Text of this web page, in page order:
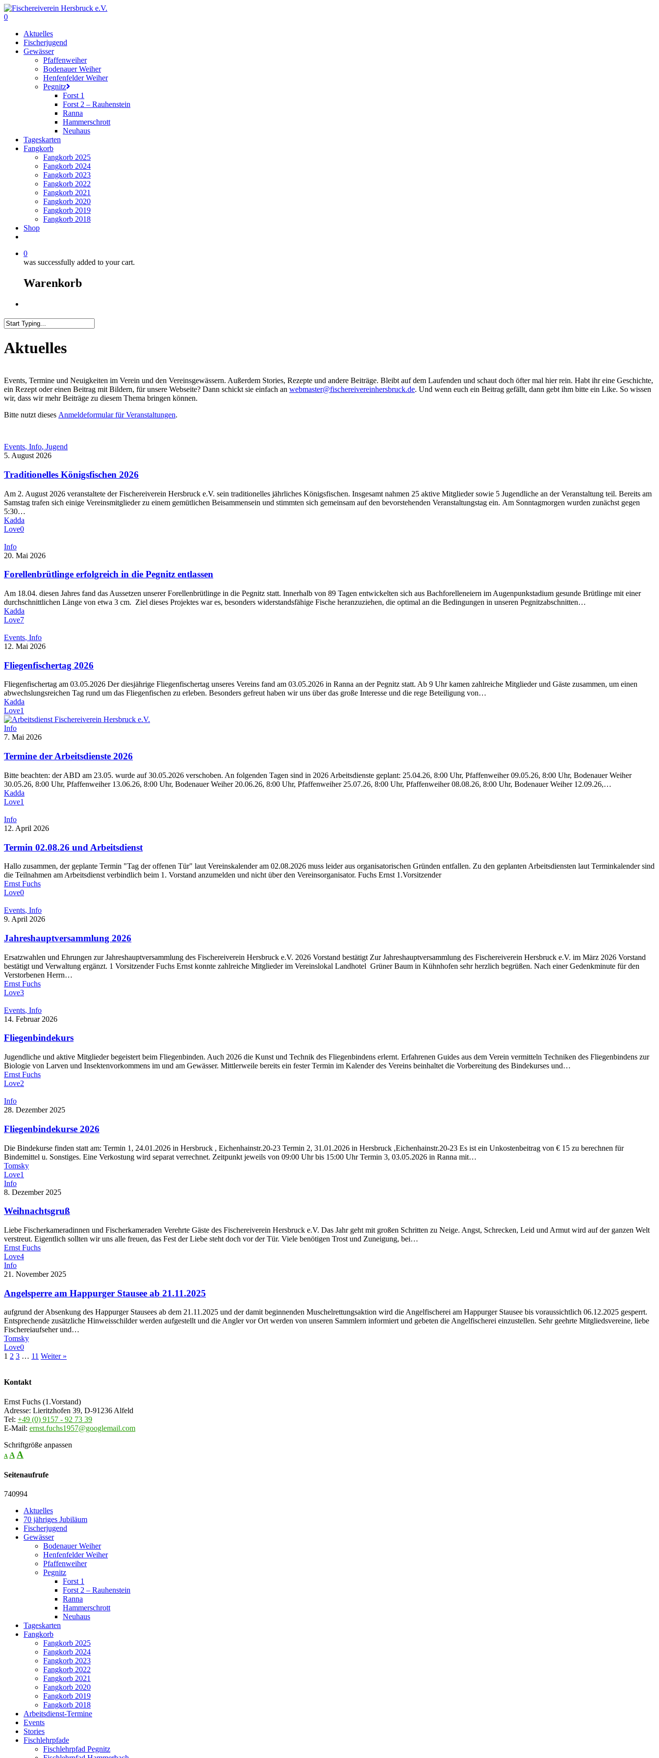
Skip
to
content
0
Aktuelles
Fischerjugend
Gewässer
Pfaffenweiher
Bodenauer Weiher
Henfenfelder Weiher
Pegnitz
Forst 1
Forst 2 – Rauhenstein
Ranna
Hammerschrott
Neuhaus
Tageskarten
Fangkorb
Fangkorb 2025
Fangkorb 2024
Fangkorb 2023
Fangkorb 2022
Fangkorb 2021
Fangkorb 2020
Fangkorb 2019
Fangkorb 2018
Shop
0
was successfully added to your cart.
Warenkorb
Search
Aktuelles
Events, Termine und Neuigkeiten im Verein und den Vereinsgewässern. Außerdem Stories, Rezepte und andere Beiträge. Bleibt auf dem Laufenden und schaut doch öfter mal hier rein. Habt ihr eine Geschichte,
ein Rezept oder einen Beitrag mit Bildern, für unsere Webseite? Dann schickt sie einfach an webmaster@fischereivereinhersbruck.de. Und wenn euch ein Beitrag gefällt, dann gebt ihm bitte ein Like. So wissen
wir, dass wir mehr Beiträge zu diesem Thema bringen können.
Bitte nutzt dieses Anmeldeformular für Veranstaltungen.
Events Info Jugend
5. August 2026
Traditionelles Königsfischen 2026
Am 2. August 2026 veranstaltete der Fischereiverein Hersbruck e.V. sein traditionelles jährliches Königsfischen. Insgesamt nahmen 25 aktive Mitglieder sowie 5 Jugendliche an der Veranstaltung teil. Bereits am
Samstag trafen sich einige Vereinsmitglieder zu einem gemütlichen Beisammensein und stimmten sich gemeinsam auf den bevorstehenden Veranstaltungstag ein. Am Sonntagmorgen wurden zunächst gegen
5:30…
Kadda
Love0
Info
20. Mai 2026
Forellenbrütlinge erfolgreich in die Pegnitz entlassen
Am 18.04. diesen Jahres fand das Aussetzen unserer Forellenbrütlinge in die Pegnitz statt. Innerhalb von 89 Tagen entwickelten sich aus Bachforelleneiern im Augenpunkstadium gesunde Brütlinge mit einer
durchschnittlichen Länge von etwa 3 cm. Ziel dieses Projektes war es, besonders widerstandsfähige Fische heranzuziehen, die optimal an die Bedingungen in unseren Pegnitzabschnitten…
Kadda
Love7
Events Info
12. Mai 2026
Fliegenfischertag 2026
Fliegenfischertag am 03.05.2026 Der diesjährige Fliegenfischertag unseres Vereins fand am 03.05.2026 in Ranna an der Pegnitz statt. Ab 9 Uhr kamen zahlreiche Mitglieder und Gäste zusammen, um einen
abwechslungsreichen Tag rund um das Fliegenfischen zu erleben. Besonders gefreut haben wir uns über das große Interesse und die rege Beteiligung von…
Kadda
Love1
Info
7. Mai 2026
Termine der Arbeitsdienste 2026
Bitte beachten: der ABD am 23.05. wurde auf 30.05.2026 verschoben. An folgenden Tagen sind in 2026 Arbeitsdienste geplant: 25.04.26, 8:00 Uhr, Pfaffenweiher 09.05.26, 8:00 Uhr, Bodenauer Weiher
30.05.26, 8:00 Uhr, Pfaffenweiher 13.06.26, 8:00 Uhr, Bodenauer Weiher 20.06.26, 8:00 Uhr, Pfaffenweiher 25.07.26, 8:00 Uhr, Pfaffenweiher 08.08.26, 8:00 Uhr, Bodenauer Weiher 12.09.26,…
Kadda
Love1
Info
12. April 2026
Termin 02.08.26 und Arbeitsdienst
Hallo zusammen, der geplante Termin "Tag der offenen Tür" laut Vereinskalender am 02.08.2026 muss leider aus organisatorischen Gründen entfallen. Zu den geplanten Arbeitsdiensten laut Terminkalender sind
die Teilnahmen am Arbeitsdienst verbindlich beim 1. Vorstand anzumelden und nicht über den Vereinsorganisator. Fuchs Ernst 1.Vorsitzender
Ernst Fuchs
Love0
Events Info
9. April 2026
Jahreshauptversammlung 2026
Ersatzwahlen und Ehrungen zur Jahreshauptversammlung des Fischereiverein Hersbruck e.V. 2026 Vorstand bestätigt Zur Jahreshauptversammlung des Fischereiverein Hersbruck e.V. im März 2026 Vorstand
bestätigt und Verwaltung ergänzt. 1 Vorsitzender Fuchs Ernst konnte zahlreiche Mitglieder im Vereinslokal Landhotel Grüner Baum in Kühnhofen sehr herzlich begrüßen. Nach einer Gedenkminute für den
Verstorbenen Herrn…
Ernst Fuchs
Love3
Events Info
14. Februar 2026
Fliegenbindekurs
Jugendliche und aktive Mitglieder begeistert beim Fliegenbinden. Auch 2026 die Kunst und Technik des Fliegenbindens erlernt. Erfahrenen Guides aus dem Verein vermitteln Techniken des Fliegenbindens zur
Biologie von Larven und Insektenvorkommens im und am Gewässer. Mittlerweile bereits ein fester Termin im Kalender des Vereins beinhaltet die Vorbereitung des Bindekurses und…
Ernst Fuchs
Love2
Info
28. Dezember 2025
Fliegenbindekurse 2026
Die Bindekurse finden statt am: Termin 1, 24.01.2026 in Hersbruck , Eichenhainstr.20-23 Termin 2, 31.01.2026 in Hersbruck ,Eichenhainstr.20-23 Es ist ein Unkostenbeitrag von € 15 zu berechnen für
Bindemittel u. Sonstiges. Eine Verkostung wird separat verrechnet. Zeitpunkt jeweils von 09:00 Uhr bis 15:00 Uhr Termin 3, 03.05.2026 in Ranna mit…
Tomsky
Love1
Info
8. Dezember 2025
Weihnachtsgruß
Liebe Fischerkameradinnen und Fischerkameraden Verehrte Gäste des Fischereiverein Hersbruck e.V. Das Jahr geht mit großen Schritten zu Neige. Angst, Schrecken, Leid und Armut wird auf der ganzen Welt
verstreut. Eigentlich sollten wir uns alle freuen, das Fest der Liebe steht doch vor der Tür. Viele benötigen Trost und Zuneigung, bei…
Ernst Fuchs
Love4
Info
21. November 2025
Angelsperre am Happurger Stausee ab 21.11.2025
aufgrund der Absenkung des Happurger Stausees ab dem 21.11.2025 und der damit beginnenden Muschelrettungsaktion wird die Angelfischerei am Happurger Stausee bis voraussichtlich 06.12.2025 gesperrt.
Entsprechende zusätzliche Hinweisschilder werden aufgestellt und die Angler vor Ort werden von unseren Sammlern informiert und gebeten die Angelfischerei einzustellen. Sehr geehrte Mitgliedsvereine, liebe
Fischereiaufseher und…
Tomsky
Love0
1 2 3 … 11 Weiter »
Kontakt
Ernst Fuchs (1.Vorstand)
Adresse: Lieritzhofen 39, D-91236 Alfeld
Tel: +49 (0) 9157 - 92 73 39
E-Mail: ernst.fuchs1957@googlemail.com
Schriftgröße anpassen
A A A
Seitenaufrufe
740994
Aktuelles
70 jähriges Jubiläum
Fischerjugend
Gewässer
Bodenauer Weiher
Henfenfelder Weiher
Pfaffenweiher
Pegnitz
Forst 1
Forst 2 – Rauhenstein
Ranna
Hammerschrott
Neuhaus
Tageskarten
Fangkorb
Fangkorb 2025
Fangkorb 2024
Fangkorb 2023
Fangkorb 2022
Fangkorb 2021
Fangkorb 2020
Fangkorb 2019
Fangkorb 2018
Arbeitsdienst-Termine
Events
Stories
Fischlehrpfade
Fischlehrpfad Pegnitz